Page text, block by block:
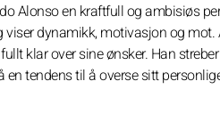
Alonso en kraftfull og ambisiøs
dynamikk, motivasjon og
klar over sine ønsker. Han
tendens til å overse sitt